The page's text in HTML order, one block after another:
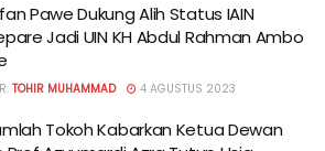
Pawe Dukung Alih Status IAIN
Jadi UIN KH Abdul Rahman Ambo
TOHIR MUHAMMAD 4 AGUSTUS 2023
Tokoh Kabarkan Ketua Dewan